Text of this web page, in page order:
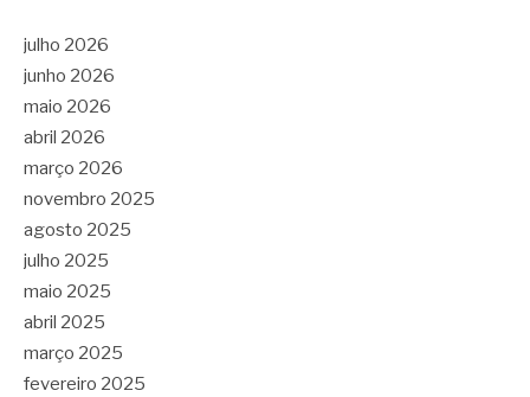
julho 2026
junho 2026
maio 2026
abril 2026
março 2026
novembro 2025
agosto 2025
julho 2025
maio 2025
abril 2025
março 2025
fevereiro 2025